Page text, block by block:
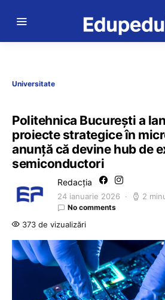
Universitate
Politehnica Bucureşti a
proiecte strategice în
anunță că devine hub de
semiconductori
Redacția
24 ianuarie 2026 2
No comments
373 de vizualizări